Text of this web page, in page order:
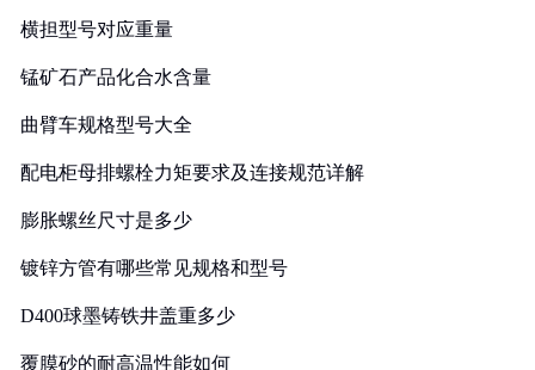
横担型号对应重量
锰矿石产品化合水含量
曲臂车规格型号大全
配电柜母排螺栓力矩要求及连接规范详解
膨胀螺丝尺寸是多少
镀锌方管有哪些常见规格和型号
D400球墨铸铁井盖重多少
覆膜砂的耐高温性能如何